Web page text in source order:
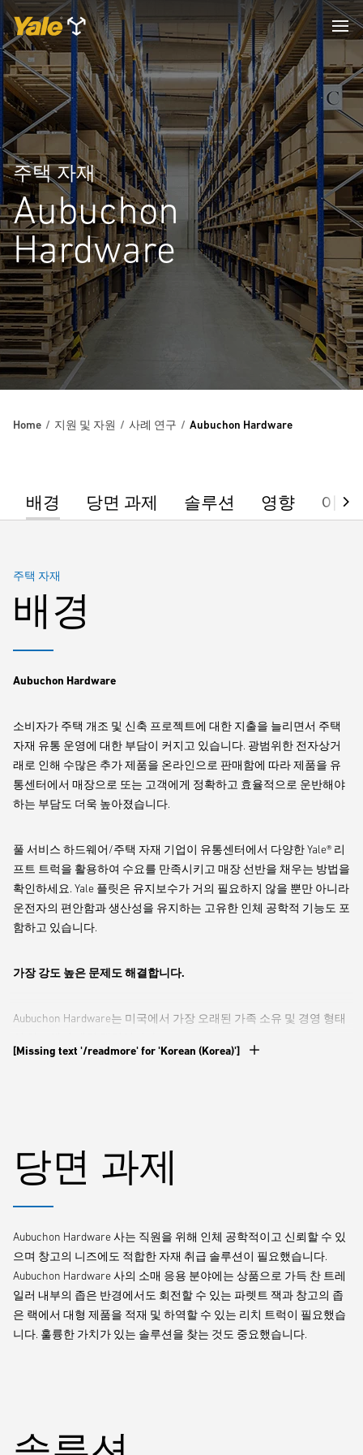
주택 자재
Aubuchon
Hardware
Home 지원 및 자원 사례 연구 Aubuchon Hardware
배경 당면 과제 솔루션 영향 이용
주택 자재
배경
Aubuchon Hardware
소비자가 주택 개조 및 신축 프로젝트에 대한 지출을 늘리면서 주택
자재 유통 운영에 대한 부담이 커지고 있습니다. 광범위한 전자상거
래로 인해 수많은 추가 제품을 온라인으로 판매함에 따라 제품을 유
통센터에서 매장으로 또는 고객에게 정확하고 효율적으로 운반해야
하는 부담도 더욱 높아졌습니다.
풀 서비스 하드웨어/주택 자재 기업이 유통센터에서 다양한 Yale® 리
프트 트럭을 활용하여 수요를 만족시키고 매장 선반을 채우는 방법을
확인하세요. Yale 플릿은 유지보수가 거의 필요하지 않을 뿐만 아니라
운전자의 편안함과 생산성을 유지하는 고유한 인체 공학적 기능도 포
함하고 있습니다.
가장 강도 높은 문제도 해결합니다.
Aubuchon Hardware는 미국에서 가장 오래된 가족 소유 및 경영 형태
것을 판매합니다.
[Missing text '/readmore' for 'Korean (Korea)']
당면 과제
Aubuchon Hardware 사는 직원을 위해 인체 공학적이고 신뢰할 수 있
으며 창고의 니즈에도 적합한 자재 취급 솔루션이 필요했습니다.
Aubuchon Hardware 사의 소매 응용 분야에는 상품으로 가득 찬 트레
일러 내부의 좁은 반경에서도 회전할 수 있는 파렛트 잭과 창고의 좁
은 랙에서 대형 제품을 적재 및 하역할 수 있는 리치 트럭이 필요했습
니다. 훌륭한 가치가 있는 솔루션을 찾는 것도 중요했습니다.